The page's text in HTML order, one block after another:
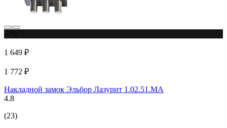
1 649 ₽
1 772 ₽
Накладной замок Эльбор Лазурит 1.02.51.МА
4.8
(23)